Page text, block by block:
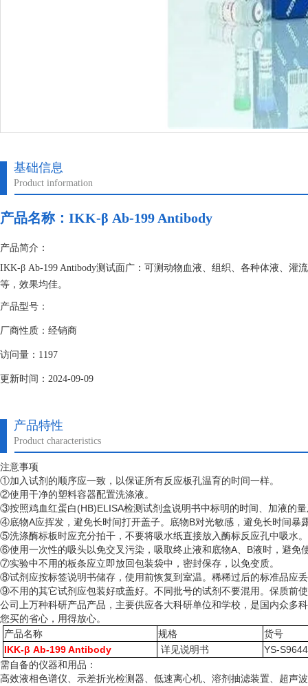
基础信息
Product information
产品名称： IKK-β Ab-199 Antibody
产品简介：
IKK-β Ab-199 Antibody测试面广：可测动物血液、组织、各种体液、
等，效果均佳。
产品型号：
厂商性质：经销商
访问量：1197
更新时间：2024-09-09
产品特性
Product characteristics
注意事项
①加入试剂的顺序应一致，以保证所有反应板孔温育的时间一样。
②使用干净的塑料容器配置洗涤液。
③按照鸡血红蛋白(HB)ELISA检测试剂盒说明书中标明的时间、加液的
④底物A应挥发，避免长时间打开盖子。底物B对光敏感，避免长时间暴
⑤洗涤酶标板时应充分拍干，不要将吸水纸直接放入酶标反应孔中吸水。
⑥使用一次性的吸头以免交叉污染，吸取终止液和底物A、B液时，避免
⑦实验中不用的板条应立即放回包装袋中，密封保存，以免变质。
⑧试剂应按标签说明书储存，使用前恢复到室温。稀稀过后的标准品应
⑨不用的其它试剂应包装好或盖好。不同批号的试剂不要混用。保质前
公司上万种科研产品产品，主要供应各大科研单位和学校，是国内众多
您买的省心，用得放心。
产品名称
规格
货号
IKK-β Ab-199 Antibody
详见说明书
YS-
需自备的仪器和用品：
高效液相色谱仪、示差折光检测器、低速离心机、溶剂抽滤装置、超声